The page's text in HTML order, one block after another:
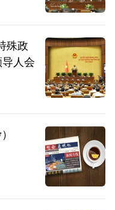
殊政
人会